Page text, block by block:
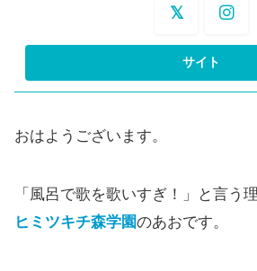
おはようございます。
「風呂で歌を歌いすぎ！」と言う
ヒミツキチ森学園のあおです。